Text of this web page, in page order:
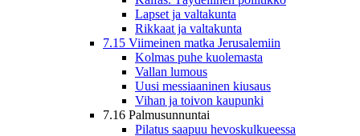
Lapset ja valtakunta
Rikkaat ja valtakunta
7.15 Viimeinen matka Jerusalemiin
Kolmas puhe kuolemasta
Vallan lumous
Uusi messiaaninen kiusaus
Vihan ja toivon kaupunki
7.16 Palmusunnuntai
Pilatus saapuu hevoskulkueessa